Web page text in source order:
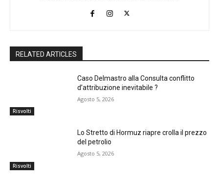
RELATED ARTICLES
Risvolti
Caso Delmastro alla Consulta conflitto
d’attribuzione inevitabile ?
Agosto 5, 2026
Risvolti
Lo Stretto di Hormuz riapre crolla il prezzo
del petrolio
Agosto 5, 2026